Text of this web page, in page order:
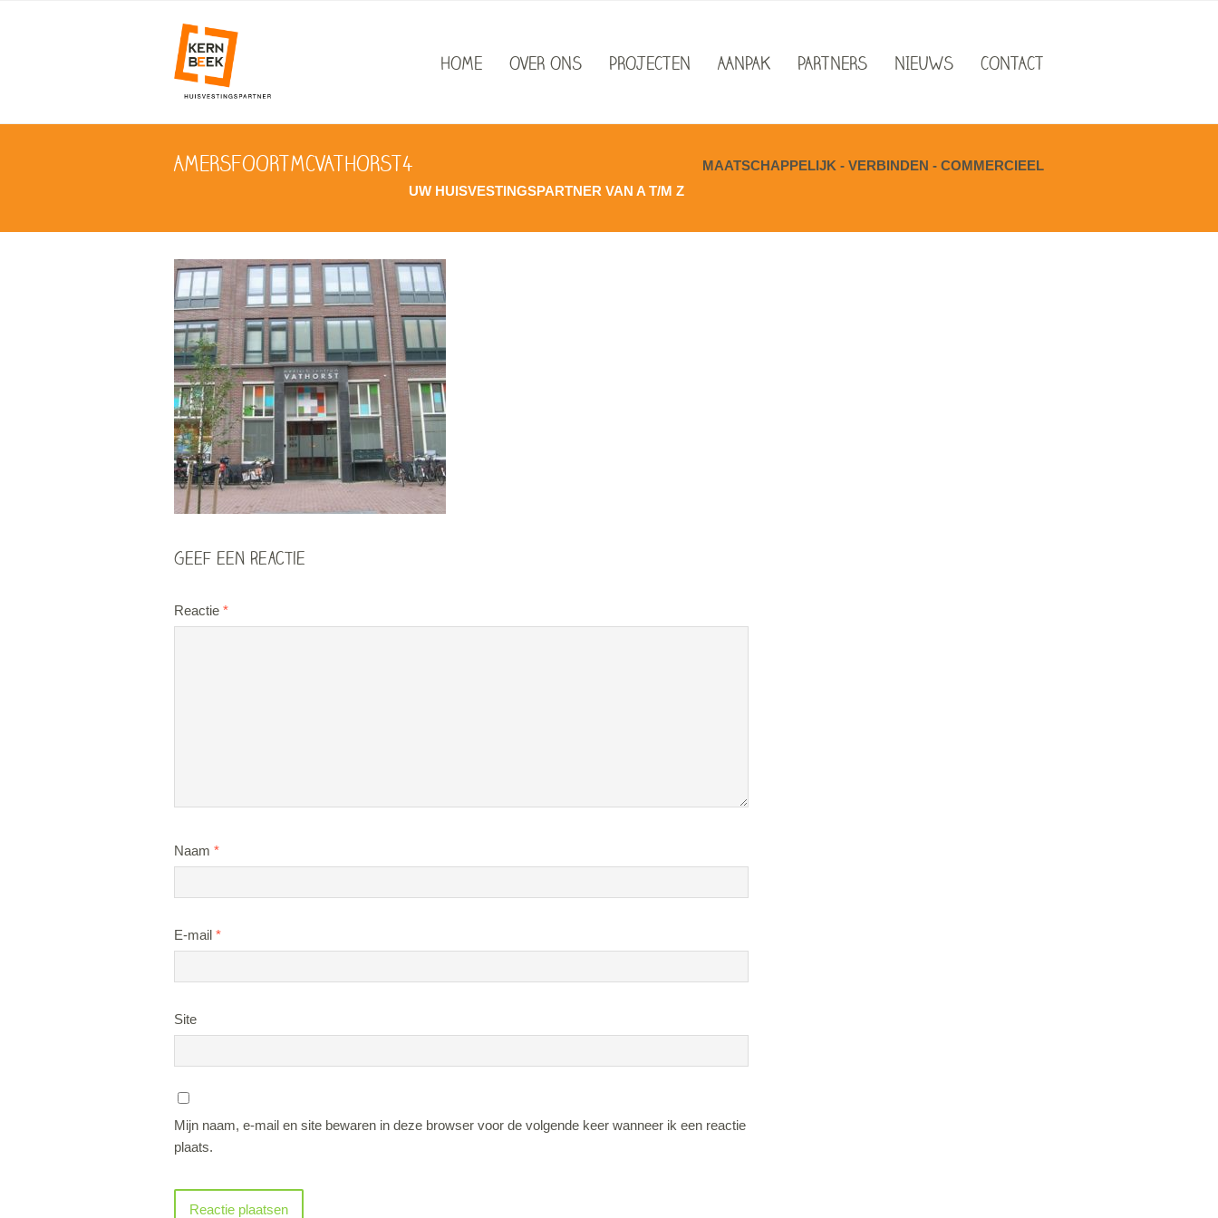
HOME OVER ONS PROJECTEN AANPAK PARTNERS NIEUWS CONTACT
AMERSFOORTMCVATHORST4
MAATSCHAPPELIJK - VERBINDEN - COMMERCIEEL
UW HUISVESTINGSPARTNER VAN A T/M Z
Geef een reactie
Reactie *
Naam *
E-mail *
Site
Mijn naam, e-mail en site bewaren in deze browser voor de volgende keer wanneer ik een reactie
plaats.